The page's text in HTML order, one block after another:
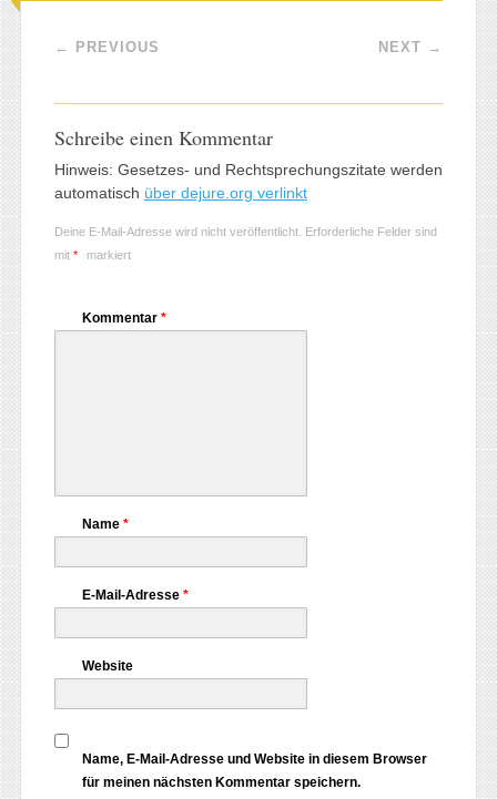
Post navigation
← PREVIOUS NEXT →
Schreibe einen Kommentar
Hinweis: Gesetzes- und Rechtsprechungszitate werden
automatisch über dejure.org verlinkt
Deine E-Mail-Adresse wird nicht veröffentlicht. Erforderliche Felder sind
mit * markiert
Kommentar *
Name *
E-Mail-Adresse *
Website
Name, E-Mail-Adresse und Website in diesem Browser
für meinen nächsten Kommentar speichern.